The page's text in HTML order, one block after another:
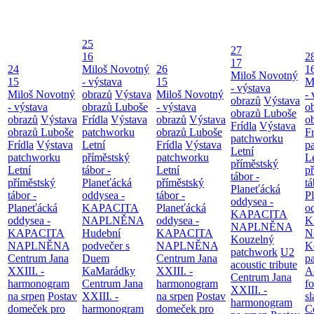
24
15
Miloš Novotný
- výstava
obrazů Výstava
obrazů Luboše
Frídla Výstava
patchworku
Letní
příměstský
tábor -
Planeťácká
oddysea -
KAPACITA
NAPLNĚNA
Centrum Jana
XXIII. -
harmonogram
na srpen Postav
domeček pro
25
16
Miloš Novotný
- výstava
obrazů Výstava
obrazů Luboše
Frídla Výstava
patchworku
Letní
příměstský
tábor -
Planeťácká
oddysea -
KAPACITA
NAPLNĚNA
Hudební
podvečer s
Duem
KaMarádky
Centrum Jana
XXIII. -
harmonogram
26
15
Miloš Novotný
- výstava
obrazů Výstava
obrazů Luboše
Frídla Výstava
patchworku
Letní
příměstský
tábor -
Planeťácká
oddysea -
KAPACITA
NAPLNĚNA
Centrum Jana
XXIII. -
harmonogram
na srpen Postav
domeček pro
27
17
Miloš Novotný
- výstava
obrazů Výstava
obrazů Luboše
Frídla Výstava
patchworku
Letní
příměstský
tábor -
Planeťácká
oddysea -
KAPACITA
NAPLNĚNA
Kouzelný
patchwork U2
acoustic tribute
Centrum Jana
XXIII. -
harmonogram
-